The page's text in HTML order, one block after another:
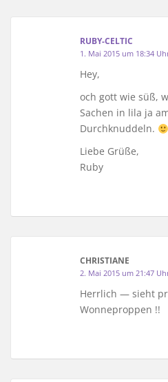
RUBY-CELTIC
1. Mai 2015 um 18:34
Hey,
och gott wie süß,
Sachen in lila ja
Durchknuddeln.
Liebe Grüße,
Ruby
CHRISTIANE
2. Mai 2015 um 21:47
Herrlich — sieht
Wonneproppen !!